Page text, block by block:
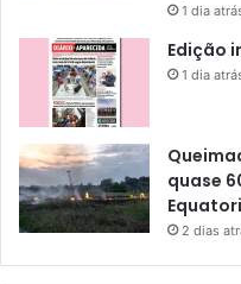
1 dia
Edição
1 dia
quase
2 dias